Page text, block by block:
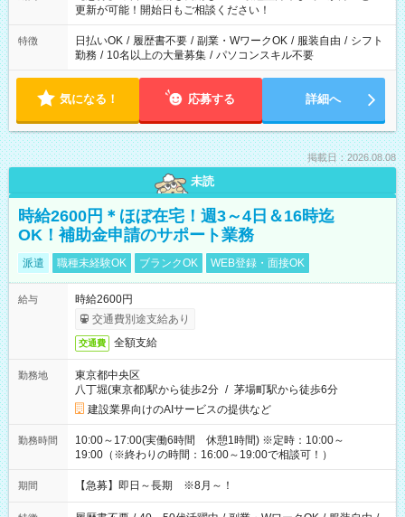
更新が可能！開始日もご相談ください！
特徴 日払いOK / 履歴書不要 / 副業・WワークOK / 服装自由 / シフト
勤務 / 10名以上の大量募集 / パソコンスキル不要
気になる！ 応募する 詳細へ
掲載日：2026.08.08
未読
時給2600円＊ほぼ在宅！週3～4日＆16時迄
OK！補助金申請のサポート業務
派遣 職種未経験OK ブランクOK WEB登録・面接OK
給与
時給2600円
交通費別途支給あり
交通費 全額支給
勤務地
東京都中央区
八丁堀(東京都)駅から徒歩2分 / 茅場町駅から徒歩6分
建設業界向けのAIサービスの提供など
勤務時間
10:00～17:00(実働6時間 休憩1時間) ※定時：10:00～
19:00（※終わりの時間：16:00～19:00で相談可！）
期間 【急募】即日～長期 ※8月～！